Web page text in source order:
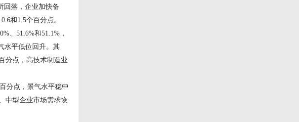
回落，企业加快备
和1.5个百分点。
、51.6%和51.1%，
水平低位回升。其
分点，高技术制造业
分点，景气水平稳中
中型企业市场需求恢